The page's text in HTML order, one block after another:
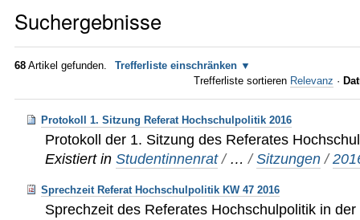
Suchergebnisse
68 Artikel gefunden.
Trefferliste einschränken
Trefferliste sortieren Relevanz ·
Protokoll 1. Sitzung Referat Hochschulpolitik 2016
Protokoll der 1. Sitzung des Referates
Existiert in Studentinnenrat / …/Sitzungen /
Sprechzeit Referat Hochschulpolitik KW 47 2016
Sprechzeit des Referates Hochschulpolitik in